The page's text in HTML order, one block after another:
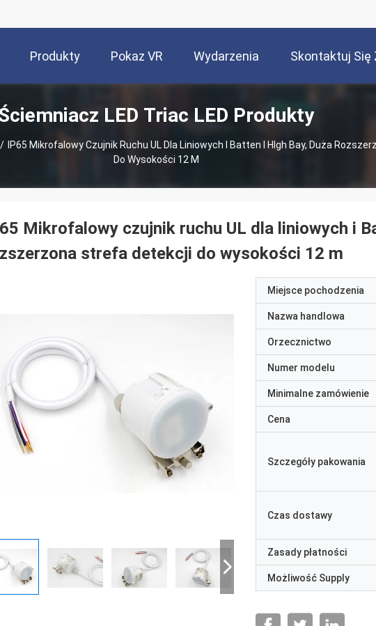
Produkty Pokaz VR Wydarzenia Skontaktuj Się
LED Triac LED Produkty
/
IP65 Mikrofalowy Czujnik Ruchu UL Dla Liniowych I Batten I HIgh Bay, Duża
Do Wysokości 12 M
Mikrofalowy czujnik ruchu UL dla liniowych i
strefa detekcji do wysokości 12 m
Miejsce pochodzenia
Nazwa handlowa
Orzecznictwo
Numer modelu
Minimalne zamówienie
Cena
Szczegóły pakowania
Czas dostawy
Zasady płatności
Możliwość Supply